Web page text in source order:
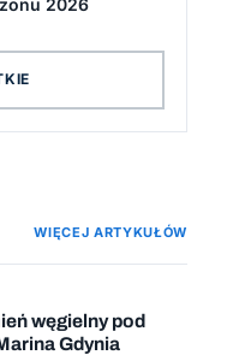
2026
WIĘCEJ ARTYKUŁÓW
węgielny pod
Gdynia